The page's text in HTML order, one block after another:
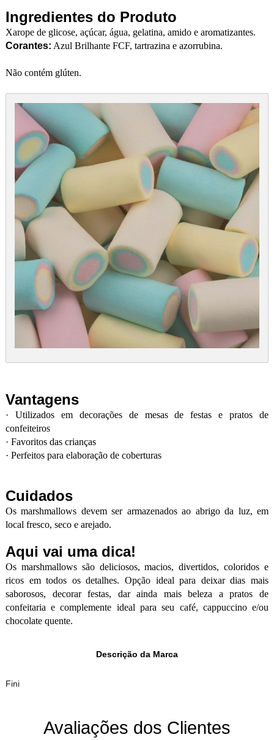
Ingredientes do Produto
Xarope de glicose, açúcar, água, gelatina, amido e aromatizantes.
Corantes: Azul Brilhante FCF, tartrazina e azorrubina.
Não contém glúten.
Vantagens
· Utilizados em decorações de mesas de festas e pratos de
confeiteiros
· Favoritos das crianças
· Perfeitos para elaboração de coberturas
Cuidados
Os marshmallows devem ser armazenados ao abrigo da luz, em
local fresco, seco e arejado.
Aqui vai uma dica!
Os marshmallows são deliciosos, macios, divertidos, coloridos e
ricos em todos os detalhes. Opção ideal para deixar dias mais
saborosos, decorar festas, dar ainda mais beleza a pratos de
confeitaria e complemente ideal para seu café, cappuccino e/ou
chocolate quente.
Descrição da Marca
Fini
Avaliações dos Clientes